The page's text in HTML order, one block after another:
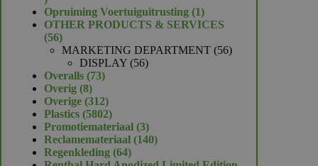
producten
Opruiming Voertuiguitrusting 11
product
OTHER PRODUCTS & SERVICES
5656
producten
MARKETING DEPARTMENT 5656
DISPLAY 5656
Overalls 7373
Overig 88
producten
Overige 312312
producten
Plastics 58025802
producten
Promotiemateriaal 33
producten
Reclamemateriaal 140140
Regenkleding 6464